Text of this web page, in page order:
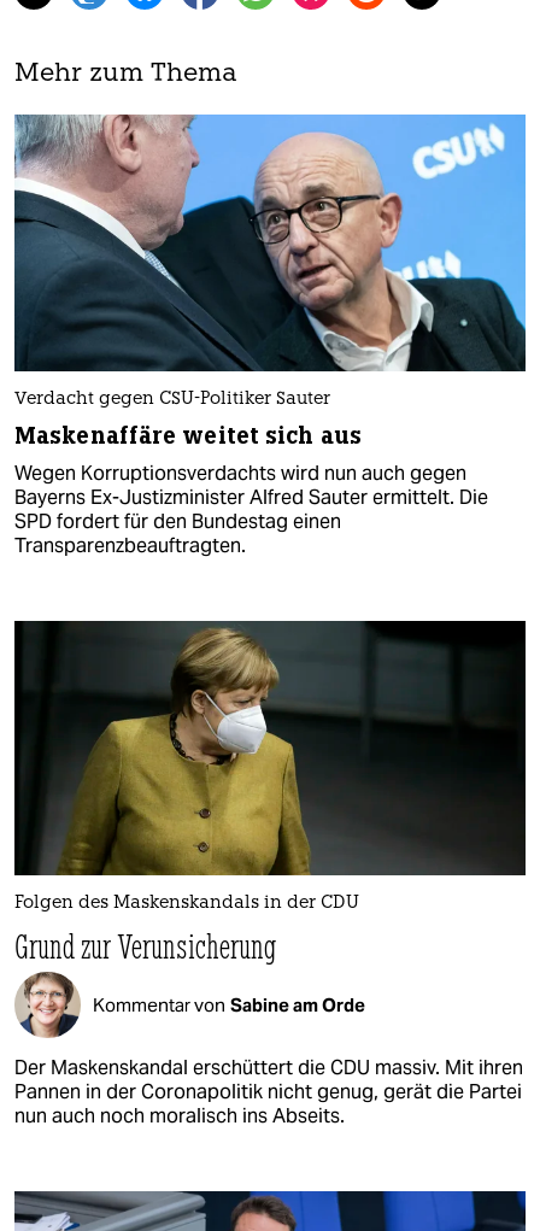
Mehr zum Thema
Verdacht gegen CSU-Politiker Sauter
Maskenaffäre weitet sich aus
Wegen Korruptionsverdachts wird nun auch gegen
Bayerns Ex-Justizminister Alfred Sauter ermittelt. Die
SPD fordert für den Bundestag einen
Transparenzbeauftragten.
Folgen des Maskenskandals in der CDU
Grund zur Verunsicherung
Kommentar von Sabine am Orde
Der Maskenskandal erschüttert die CDU massiv. Mit ihren
Pannen in der Coronapolitik nicht genug, gerät die Partei
nun auch noch moralisch ins Abseits.